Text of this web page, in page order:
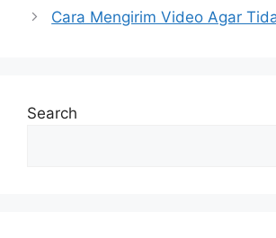
Cara Mengirim Video Agar
Search